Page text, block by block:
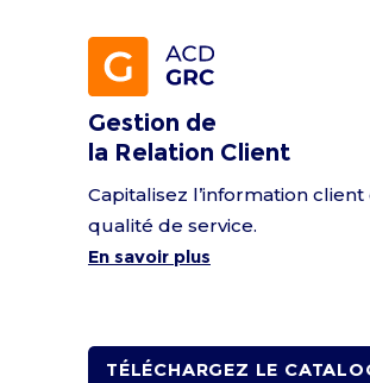
Gestion de
la Relation Client
Capitalisez l’information
qualité de service.
En savoir plus
TÉLÉCHARGEZ LE